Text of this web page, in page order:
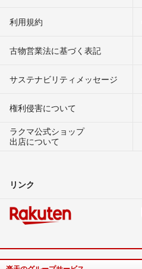
利用規約
古物営業法に基づく表記
サステナビリティメッセージ
権利侵害について
ラクマ公式ショップ
出店について
リンク